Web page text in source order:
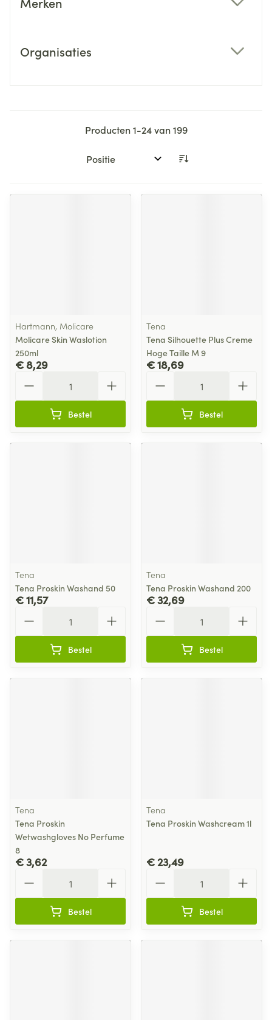
Organisaties
Producten1-24van199
Sorteer op:
Hartmann, Molicare
Molicare Skin Waslotion
250ml
€ 8,29
Bestel
Tena
Tena Silhouette Plus Creme
Hoge Taille M 9
€ 18,69
Bestel
Tena
Tena Proskin Washand 50
€ 11,57
Bestel
Tena
Tena Proskin Washand 200
€ 32,69
Bestel
Tena
Tena Proskin
Wetwashgloves No Perfume
8
€ 3,62
Bestel
Tena
Tena Proskin Washcream 1l
€ 23,49
Bestel